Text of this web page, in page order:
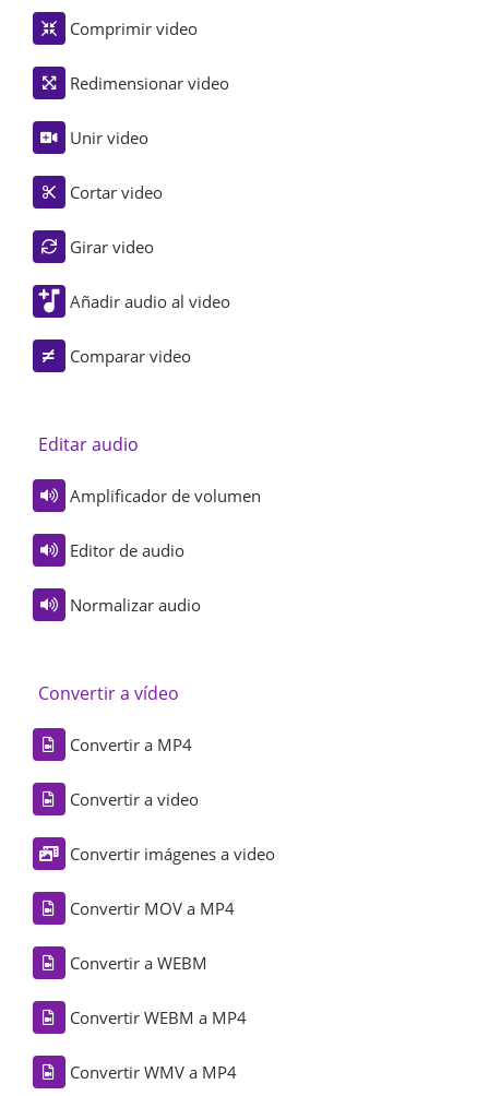
Comprimir video
Redimensionar video
Unir video
Cortar video
Girar video
Añadir audio al video
Comparar video
Editar audio
Amplificador de volumen
Editor de audio
Normalizar audio
Convertir a vídeo
Convertir a MP4
Convertir a video
Convertir imágenes a video
Convertir MOV a MP4
Convertir a WEBM
Convertir WEBM a MP4
Convertir WMV a MP4